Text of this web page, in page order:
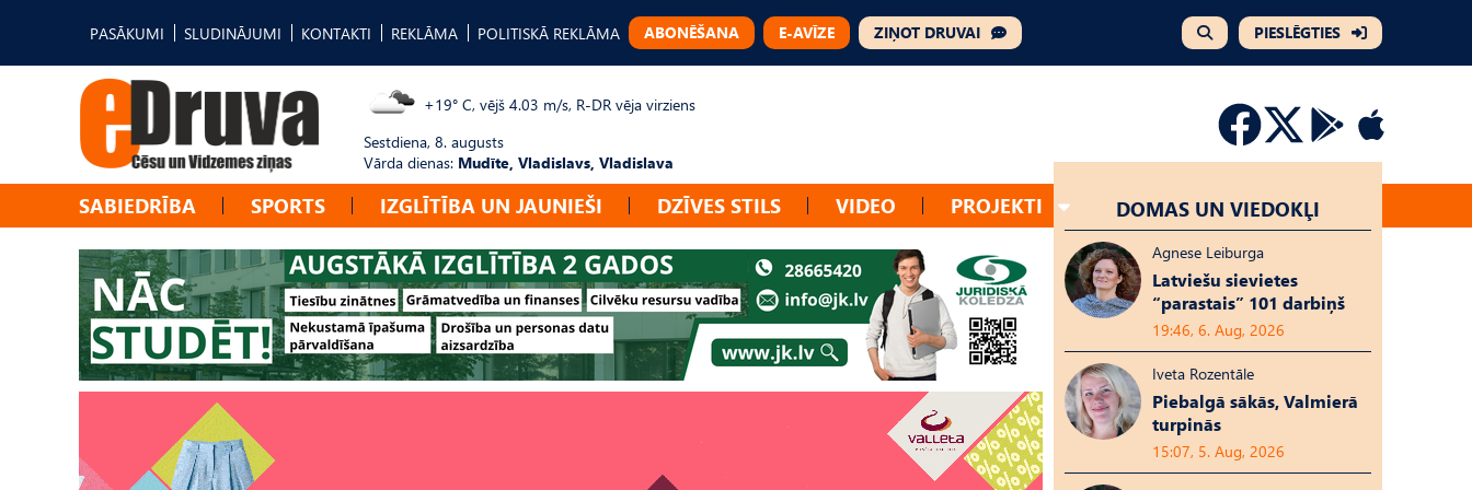
PASĀKUMI SLUDINĀJUMI KONTAKTI REKLĀMA POLITISKĀ REKLĀMA ABONĒŠANA E-AVĪZE ZIŅOT DRUVAI PIESLĒGTIES
+19° C, vējš 4.03 m/s, R-DR vēja virziens
Sestdiena, 8. augusts
Vārda dienas: Mudīte, Vladislavs, Vladislava
SABIEDRĪBA SPORTS IZGLĪTĪBA UN JAUNIEŠI DZĪVES STILS VIDEO PROJEKTI DOMAS UN VIEDOKĻI
Agnese Leiburga
Latviešu sievietes
“parastais” 101 darbiņš
19:46, 6. Aug, 2026
Iveta Rozentāle
Piebalgā sākās, Valmierā
turpinās
15:07, 5. Aug, 2026